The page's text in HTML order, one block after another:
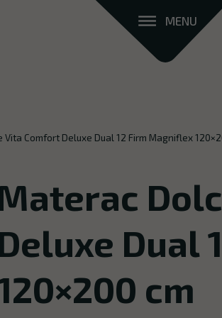
MENU
Vita Comfort Deluxe Dual 12 Firm Magniflex
Dual
cm